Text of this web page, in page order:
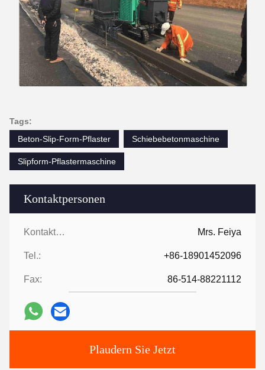
Kontaktpersonen
Kontaktpersonen: Mrs. Feiya
Tel.: +86-18901452096
Fax: 86-514-88221112
Plaudern Sie Jetzt
Tags:
Beton-Slip-Form-Pflaster
Schiebebetonmaschine
Slipform-Pflastermaschine